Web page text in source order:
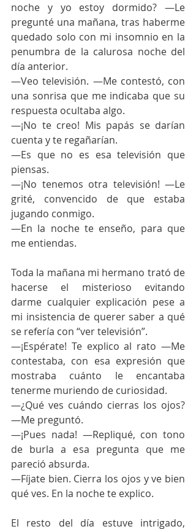
noche y yo estoy dormido? —Le
pregunté una mañana, tras haberme
quedado solo con mi insomnio en la
penumbra de la calurosa noche del
día anterior.
—Veo televisión. —Me contestó, con
una sonrisa que me indicaba que su
respuesta ocultaba algo.
—¡No te creo! Mis papás se darían
cuenta y te regañarían.
—Es que no es esa televisión que
piensas.
—¡No tenemos otra televisión! —Le
grité, convencido de que estaba
jugando conmigo.
—En la noche te enseño, para que
me entiendas.
Toda la mañana mi hermano trató de
hacerse el misterioso evitando
darme cualquier explicación pese a
mi insistencia de querer saber a qué
se refería con “ver televisión”.
—¡Espérate! Te explico al rato —Me
contestaba, con esa expresión que
mostraba cuánto le encantaba
tenerme muriendo de curiosidad.
—¿Qué ves cuándo cierras los ojos?
—Me preguntó.
—¡Pues nada! —Repliqué, con tono
de burla a esa pregunta que me
pareció absurda.
—Fíjate bien. Cierra los ojos y ve bien
qué ves. En la noche te explico.
El resto del día estuve intrigado,